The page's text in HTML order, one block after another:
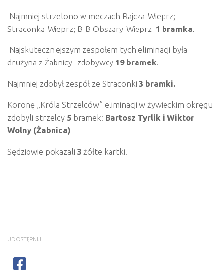
Najmniej strzelono w meczach Rajcza-Wieprz;
Straconka-Wieprz; B-B Obszary-Wieprz 1 bramka.
Najskuteczniejszym zespołem tych eliminacji była
drużyna z Żabnicy- zdobywcy 19 bramek.
Najmniej zdobył zespół ze Straconki 3 bramki.
Koronę „Króla Strzelców” eliminacji w żywieckim okręgu
zdobyli strzelcy 5 bramek: Bartosz Tyrlik i Wiktor
Wolny (Żabnica)
Sędziowie pokazali 3 żółte kartki.
UDOSTĘPNIJ